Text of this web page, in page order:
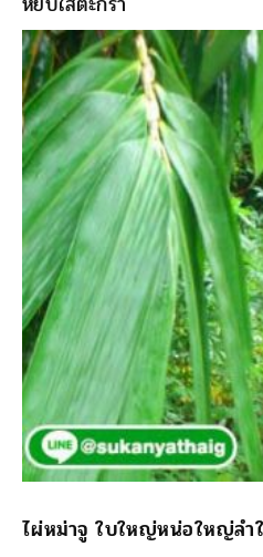
ไผ่หม่าจู ใบใหญ่หน่อใหญ่ลำ